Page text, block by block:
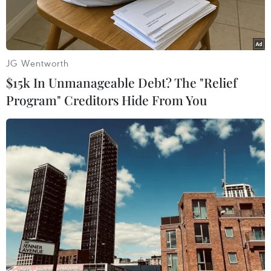
hiếm hoi của lưỡng viện Quốc hội Mỹ vào ngày
18/9 tới.
Tổng thống Ukraine Petro Poroshenko phát biểu tại trụ sở Ủy
ban châu Âu hôm 26/6 (Nguồn: AP)
JG Wentworth
$15k In Unmanageable Debt? The "Relief
Program" Creditors Hide From You